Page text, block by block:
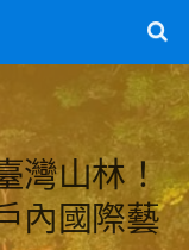
灣山林！
內國際藝